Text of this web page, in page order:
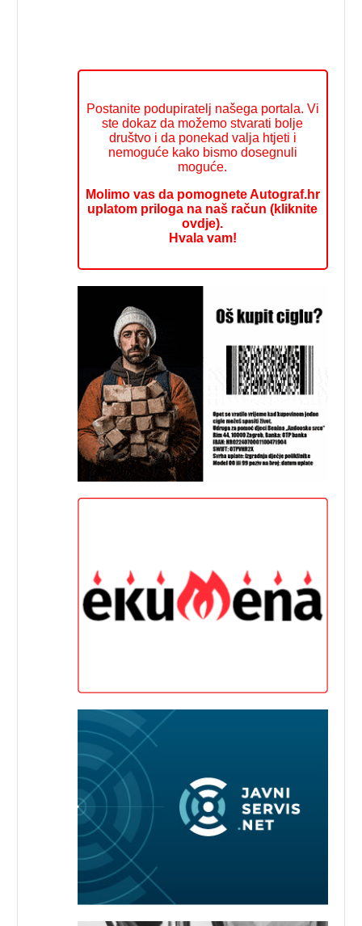
Postanite podupiratelj našega portala. Vi
ste dokaz da možemo stvarati bolje
društvo i da ponekad valja htjeti i
nemoguće kako bismo dosegnuli
moguće.
Molimo vas da pomognete Autograf.hr
uplatom priloga na naš račun (kliknite
ovdje).
Hvala vam!